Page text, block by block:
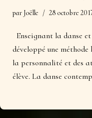
par Joëlle 28 octobre
Enseignant la danse
développé une
la personnalité et des
élève. La danse